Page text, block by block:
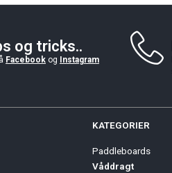
og tricks..
Facebook og Instagram
KATEGORIER
Paddleboards
Våddragt